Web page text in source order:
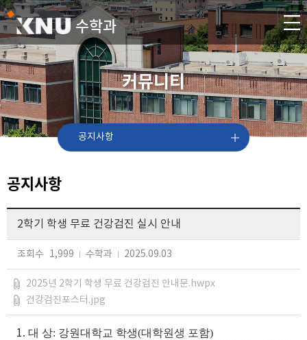
수학과
커뮤니티
공지사항
공지사항
2학기 학생 무료 건강검진 실시 안내
조회수 1,999 수학과 2025.09.03
2025년 2학기 학생 무료 건강검진 안내문.hwpx
건강검진포스터.jpg
1. 대 상: 강원대학교 학생(대학원생 포함)